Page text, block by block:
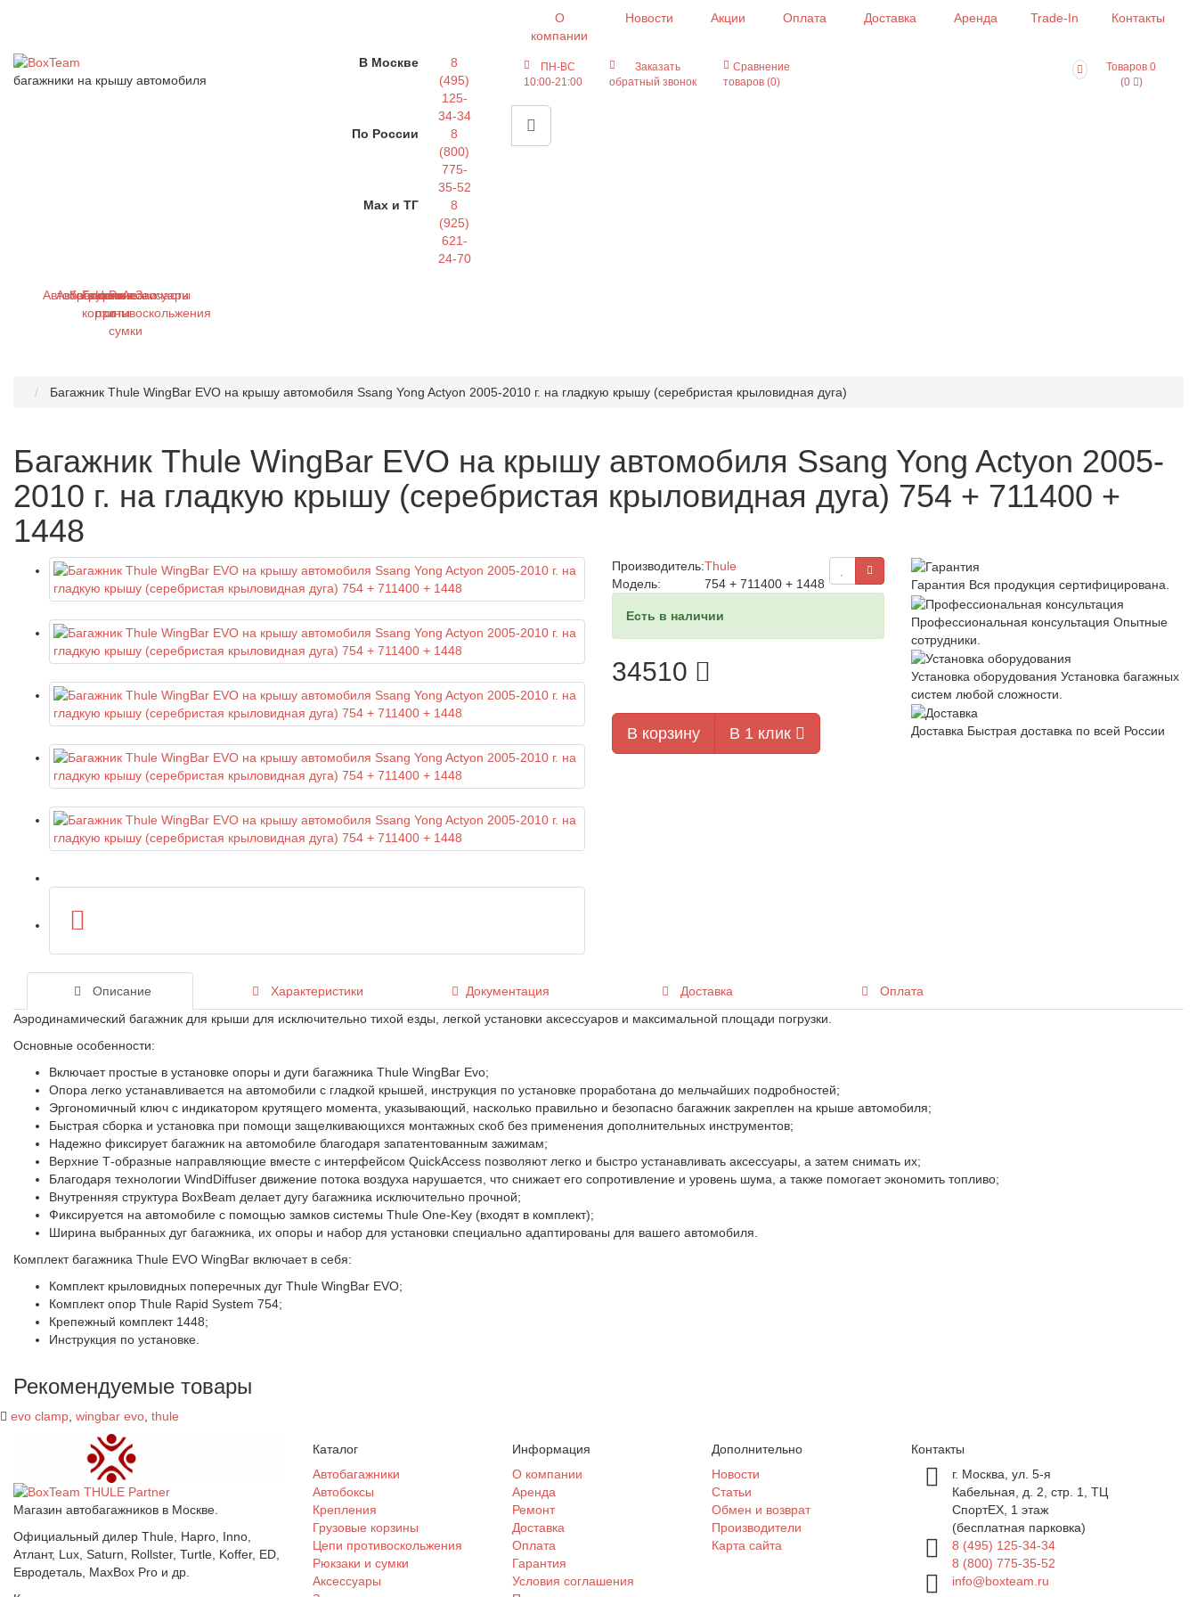
О
компании
Новости Акции Оплата Доставка Аренда Trade-In Контакты
багажники на крышу автомобиля
В Москве
8
(495)
125-
34-34
По России
8
(800)
775-
35-52
Max и ТГ
8
(925)
621-
24-70
ПН-ВС
10:00-21:00
Заказать
обратный звонок
Сравнение
товаров (0)
Товаров 0
(0
)
Автобагажники
Автобоксы
Крепления
Грузовые
корзины
Цепи
противоскольжения
Рюкзаки
и
сумки
Аксессуары
Запчасти
Багажник Thule WingBar EVO на крышу автомобиля Ssang Yong Actyon 2005-2010 г. на гладкую крышу (серебристая крыловидная дуга)
Багажник Thule WingBar EVO на крышу автомобиля Ssang Yong Actyon 2005-
2010 г. на гладкую крышу (серебристая крыловидная дуга) 754 + 711400 +
1448
Производитель:Thule
Модель:
754 + 711400 + 1448
Есть в наличии
34510
В корзину В 1 клик
Гарантия Вся продукция сертифицирована.
Профессиональная консультация Опытные
сотрудники.
Установка оборудования Установка багажных
систем любой сложности.
Доставка Быстрая доставка по всей России
Описание Характеристики Документация Доставка
Оплата
Аэродинамический багажник для крыши для исключительно тихой езды, легкой установки аксессуаров и максимальной площади погрузки.
Основные особенности:
Включает простые в установке опоры и дуги багажника Thule WingBar Evo;
Опора легко устанавливается на автомобили с гладкой крышей, инструкция по установке проработана до мельчайших подробностей;
Эргономичный ключ с индикатором крутящего момента, указывающий, насколько правильно и безопасно багажник закреплен на крыше автомобиля;
Быстрая сборка и установка при помощи защелкивающихся монтажных скоб без применения дополнительных инструментов;
Надежно фиксирует багажник на автомобиле благодаря запатентованным зажимам;
Верхние Т-образные направляющие вместе с интерфейсом QuickAccess позволяют легко и быстро устанавливать аксессуары, а затем снимать их;
Благодаря технологии WindDiffuser движение потока воздуха нарушается, что снижает его сопротивление и уровень шума, а также помогает экономить топливо;
Внутренняя структура BoxBeam делает дугу багажника исключительно прочной;
Фиксируется на автомобиле с помощью замков системы Thule One-Key (входят в комплект);
Ширина выбранных дуг багажника, их опоры и набор для установки специально адаптированы для вашего автомобиля.
Комплект багажника Thule EVO WingBar включает в себя:
Комплект крыловидных поперечных дуг Thule WingBar EVO;
Комплект опор Thule Rapid System 754;
Крепежный комплект 1448;
Инструкция по установке.
Рекомендуемые товары
evo clamp wingbar evo thule
Магазин автобагажников в Москве.
Официальный дилер Thule, Hapro, Inno,
Атлант, Lux, Saturn, Rollster, Turtle, Koffer, ED,
Евродеталь, MaxBox Pro и др.
Каталог
Автобагажники
Автобоксы
Крепления
Грузовые корзины
Цепи противоскольжения
Рюкзаки и сумки
Аксессуары
Информация
О компании
Аренда
Ремонт
Доставка
Оплата
Гарантия
Условия соглашения
Дополнительно
Новости
Статьи
Обмен и возврат
Производители
Карта сайта
Контакты
г. Москва, ул. 5-я
Кабельная, д. 2, стр. 1, ТЦ
СпортEX, 1 этаж
(бесплатная парковка)
8 (495) 125-34-34
8 (800) 775-35-52
info@boxteam.ru